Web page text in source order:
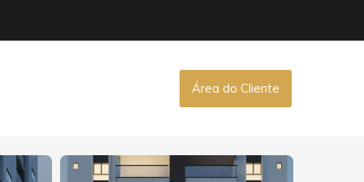
Área do Cliente